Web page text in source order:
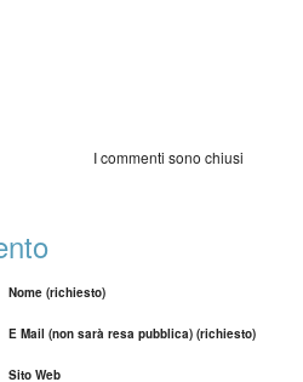
I commenti sono chiusi
Nome (richiesto)
E Mail (non sarà resa pubblica) (richiesto)
Sito Web